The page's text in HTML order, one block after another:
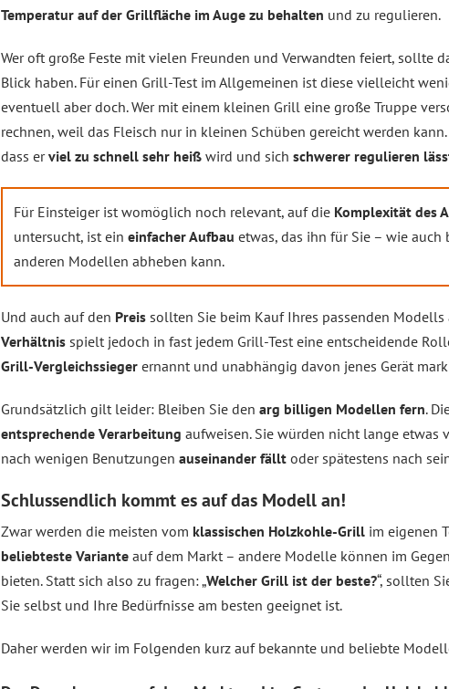
Temperatur auf der Grillfläche im Auge zu behalten und zu regulieren.
Wer oft große Feste mit vielen Freunden und Verwandten feiert, sollte
Blick haben. Für einen Grill-Test im Allgemeinen ist diese vielleicht
eventuell aber doch. Wer mit einem kleinen Grill eine große Truppe
rechnen, weil das Fleisch nur in kleinen Schüben gereicht werden
dass erviel zu schnell sehr heiß wird und sich schwerer regulieren
Für Einsteiger ist womöglich noch relevant, auf die Komplexität des
untersucht, ist ein einfacher Aufbau etwas, das ihn für Sie – wie auch
anderen Modellen abheben kann.
Und auch auf den Preis sollten Sie beim Kauf Ihres passenden
Verhältnis spielt jedoch in fast jedem Grill-Test eine entscheidende
Grill-Vergleichssieger ernannt und unabhängig davon jenes Gerät
Grundsätzlich gilt leider: Bleiben Sie den arg billigen Modellen fern.
entsprechende Verarbeitung aufweisen. Sie würden nicht lange etwas
nach wenigen Benutzungen auseinander fällt oder spätestens nach
Schlussendlich kommt es auf das Modell an!
Zwar werden die meisten vom klassischen Holzkohle-Grill im eigenen
beliebteste Variante auf dem Markt – andere Modelle können im
bieten. Statt sich also zu fragen: „Welcher Grill ist der beste?“, sollten
Sie selbst und Ihre Bedürfnisse am besten geeignet ist.
Daher werden wir im Folgenden kurz auf bekannte und beliebte